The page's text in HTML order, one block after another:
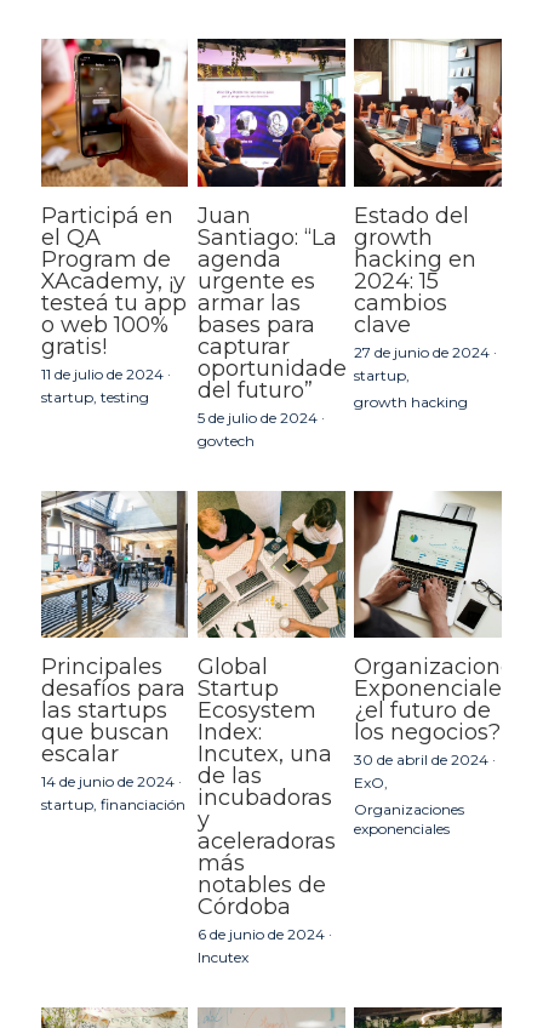
Participá en
el QA
Program de
XAcademy, ¡y
testeá tu app
o web 100%
gratis!
11 de julio de 2024 ·
startup, testing
Juan
Santiago: “La
agenda
urgente es
armar las
bases para
capturar
oportunidades
del futuro”
5 de julio de 2024 ·
govtech
Estado del
growth
hacking en
2024: 15
cambios
clave
27 de junio de 2024 ·
startup,
growth hacking
Principales
desafíos para
las startups
que buscan
escalar
14 de junio de 2024 ·
startup, financiación
Global
Startup
Ecosystem
Index:
Incutex, una
de las
incubadoras
y
aceleradoras
más
notables de
Córdoba
6 de junio de 2024 ·
Incutex
Organizaciones
Exponenciales:
¿el futuro de
los negocios?
30 de abril de 2024 ·
ExO,
Organizaciones
exponenciales